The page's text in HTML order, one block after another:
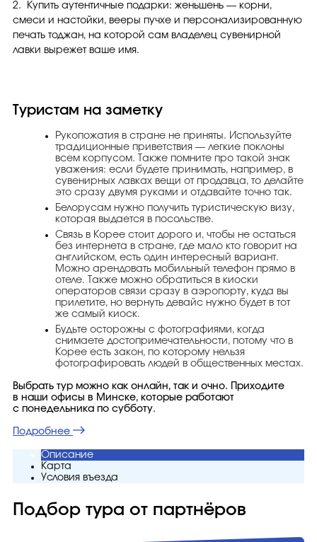
2. Купить аутентичные подарки: женьшень — корни,
смеси и настойки, вееры пучхе и персонализированную
печать тоджан, на которой сам владелец сувенирной
лавки вырежет ваше имя.
Туристам на заметку
Рукопожатия в стране не приняты. Используйте
традиционные приветствия — легкие поклоны
всем корпусом. Также помните про такой знак
уважения: если будете принимать, например, в
сувенирных лавках вещи от продавца, то делайте
это сразу двумя руками и отдавайте точно так.
Белорусам нужно получить туристическую визу,
которая выдается в посольстве.
Связь в Корее стоит дорого и, чтобы не остаться
без интернета в стране, где мало кто говорит на
английском, есть один интересный вариант.
Можно арендовать мобильный телефон прямо в
отеле. Также можно обратиться в киоски
операторов связи сразу в аэропорту, куда вы
прилетите, но вернуть девайс нужно будет в тот
же самый киоск.
Будьте осторожны с фотографиями, когда
снимаете достопримечательности, потому что в
Корее есть закон, по которому нельзя
фотографировать людей в общественных местах.
Выбрать тур можно как онлайн, так и очно. Приходите
в наши офисы в Минске, которые работают
с понедельника по субботу.
Подробнее
Описание
Карта
Условия въезда
Подбор тура от партнёров